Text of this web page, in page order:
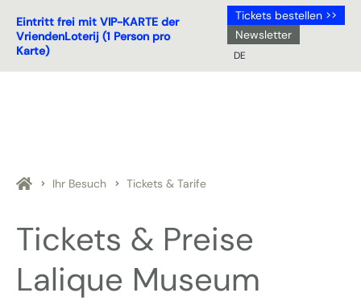
Eintritt frei mit VIP-KARTE der
VriendenLoterij (1 Person pro
Karte)
Tickets bestellen >>
Newsletter
DE
Ihr Besuch Tickets & Tarife
Tickets & Preise
Lalique Museum